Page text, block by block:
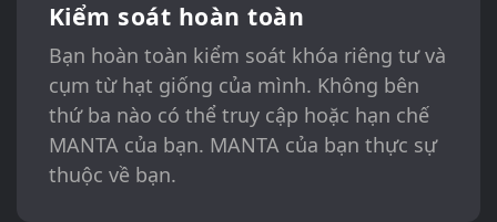
Kiểm soát hoàn toàn
Bạn hoàn toàn kiểm soát khóa riêng tư và
cụm từ hạt giống của mình. Không bên
thứ ba nào có thể truy cập hoặc hạn chế
MANTA của bạn. MANTA của bạn thực sự
thuộc về bạn.